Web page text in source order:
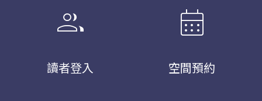
group
讀者登入
calendar_month
空間預約